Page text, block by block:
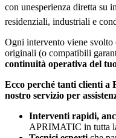
con unesperienza diretta
residenziali, industriali e
Ogni intervento viene
originali (o compatibili
continuità operativa del
Ecco perché tanti clienti a
nostro servizio per
Interventi rapidi,
APRIMATIC in tutta